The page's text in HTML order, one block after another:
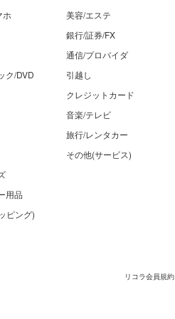
ホ
ク/DVD
用品
ピング)
美容/エステ
銀行/証券/FX
通信/プロバイダ
引越し
クレジットカード
音楽/テレビ
旅行/レンタカー
その他(サービス)
リコラ会員規約